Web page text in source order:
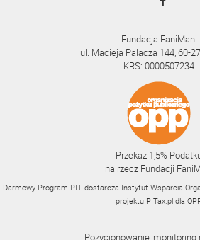
Fundacja FaniMani
ul. Macieja Palacza 144, 60-
KRS: 0000507234
Przekaż 1,5%
na rzecz Fundacji
Darmowy Program PIT dostarcza Instytut Wsparcia
projektu PITax.pl dla
Pozycjonowanie, monitoring